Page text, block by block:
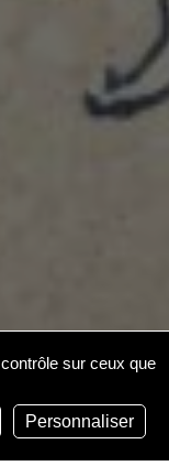
sur ceux que
Personnaliser